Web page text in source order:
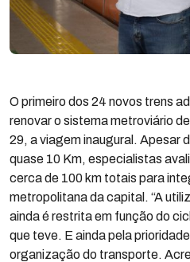
O primeiro dos 24 novos trens
renovar o sistema metroviário
29, a viagem inaugural. Apesar
quase 10 Km, especialistas
cerca de 100 km totais para
metropolitana da capital. “A
ainda é restrita em função do
que teve. E ainda pela
organização do transporte.